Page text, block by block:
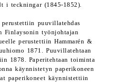
i teckningar (1845-1852).
puuvillatehdas
Finlaysonin työnjohtajan
perustettiin Hammarén &
1871. Puuvillatehtaan
1878. Paperitehtaan toiminta
käynnistetyn paperikoneen
paperikoneet käynnistettiin